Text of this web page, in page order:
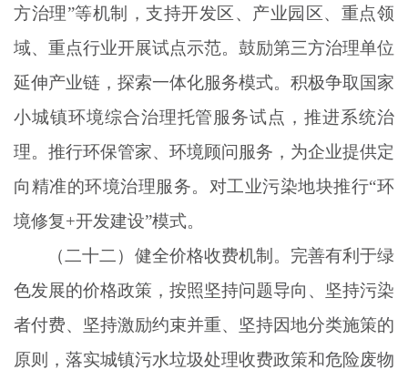
方治理”等机制，支持开发区、产业园区、重点领
域、重点行业开展试点示范。鼓励第三方治理单位
延伸产业链，探索一体化服务模式。积极争取国家
小城镇环境综合治理托管服务试点，推进系统治
理。推行环保管家、环境顾问服务，为企业提供定
向精准的环境治理服务。对工业污染地块推行“环
境修复+开发建设”模式。
（二十二）健全价格收费机制。完善有利于绿
色发展的价格政策，按照坚持问题导向、坚持污染
者付费、坚持激励约束并重、坚持因地分类施策的
原则，落实城镇污水垃圾处理收费政策和危险废物